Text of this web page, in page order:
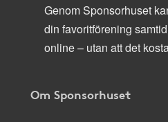
Genom Sponsorhuset
din favoritförening
online – utan att det
Om Sponsorhuset